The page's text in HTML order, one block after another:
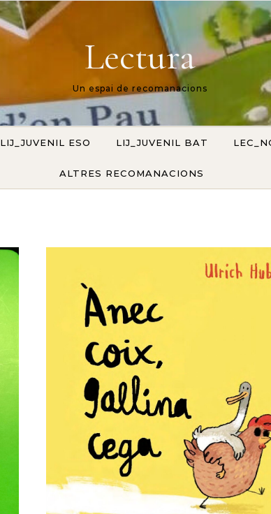
Lectura
Un espai de recomanacions
LIJ_JUVENIL ESO LIJ_JUVENIL BAT
ALTRES RECOMANACIONS